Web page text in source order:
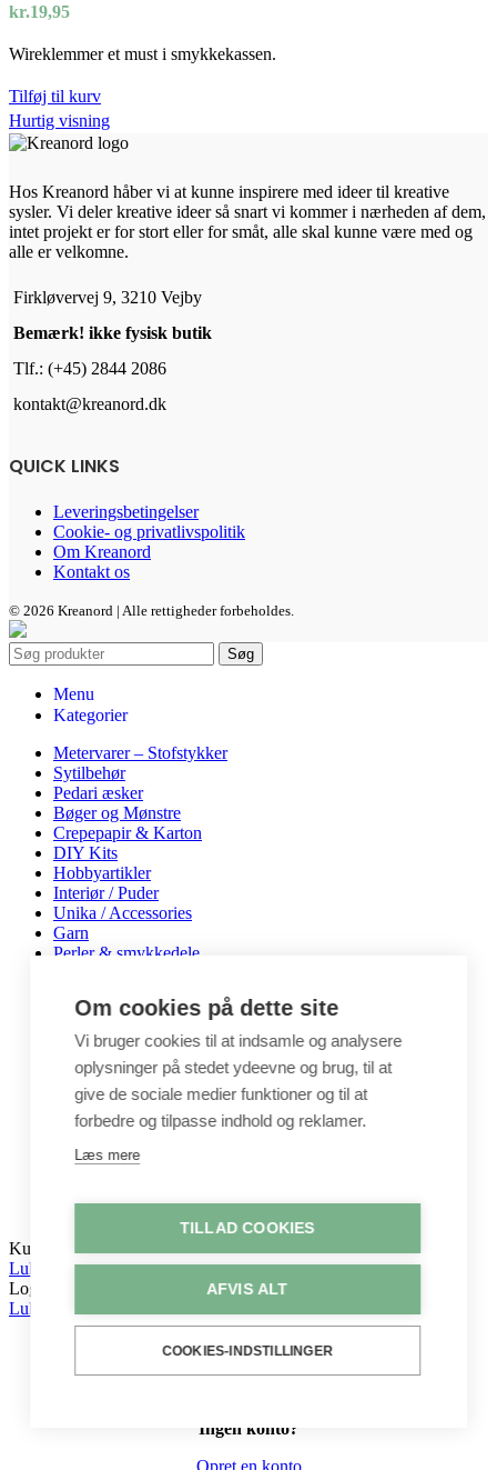
kr.19,95
Wireklemmer et must i smykkekassen.
Tilføj til kurv
Hurtig visning
Hos Kreanord håber vi at kunne inspirere med ideer til kreative
sysler. Vi deler kreative ideer så snart vi kommer i nærheden af dem,
intet projekt er for stort eller for småt, alle skal kunne være med og
alle er velkomne.
Firkløvervej 9, 3210 Vejby
Bemærk! ikke fysisk butik
Tlf.: (+45) 2844 2086
kontakt@kreanord.dk
QUICK LINKS
Leveringsbetingelser
Cookie- og privatlivspolitik
Om Kreanord
Kontakt os
© 2026 Kreanord | Alle rettigheder forbeholdes.
Søg
Menu
Kategorier
Metervarer – Stofstykker
Sytilbehør
Pedari æsker
Bøger og Mønstre
Crepepapir & Karton
DIY Kits
Hobbyartikler
Interiør / Puder
Unika / Accessories
Garn
Perler & smykkedele
Byggesæt
Leg
Shop
Metervarer
Stofstykker
Puder
Unika
Crepepapir
Kurv
Luk
Log ind
Luk
Ingen konto?
Opret en konto
Om cookies på dette site
Vi bruger cookies til at indsamle og analysere
oplysninger på stedet ydeevne og brug, til at
give de sociale medier funktioner og til at
forbedre og tilpasse indhold og reklamer.
Læs mere
TILLAD COOKIES
AFVIS ALT
COOKIES-INDSTILLINGER